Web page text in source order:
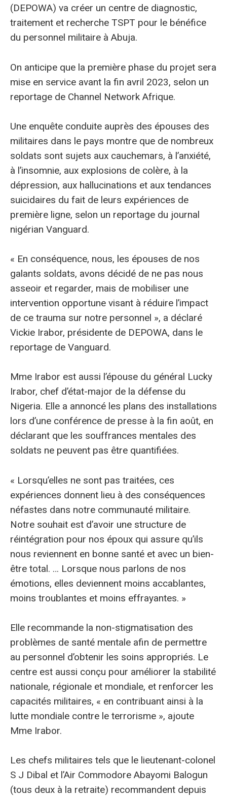
(DEPOWA) va créer un centre de diagnostic,
traitement et recherche TSPT pour le bénéfice
du personnel militaire à Abuja.
On anticipe que la première phase du projet sera
mise en service avant la fin avril 2023, selon un
reportage de Channel Network Afrique.
Une enquête conduite auprès des épouses des
militaires dans le pays montre que de nombreux
soldats sont sujets aux cauchemars, à l’anxiété,
à l’insomnie, aux explosions de colère, à la
dépression, aux hallucinations et aux tendances
suicidaires du fait de leurs expériences de
première ligne, selon un reportage du journal
nigérian Vanguard.
« En conséquence, nous, les épouses de nos
galants soldats, avons décidé de ne pas nous
asseoir et regarder, mais de mobiliser une
intervention opportune visant à réduire l’impact
de ce trauma sur notre personnel », a déclaré
Vickie Irabor, présidente de DEPOWA, dans le
reportage de Vanguard.
Mme Irabor est aussi l’épouse du général Lucky
Irabor, chef d’état-major de la défense du
Nigeria. Elle a annoncé les plans des installations
lors d’une conférence de presse à la fin août, en
déclarant que les souffrances mentales des
soldats ne peuvent pas être quantifiées.
« Lorsqu’elles ne sont pas traitées, ces
expériences donnent lieu à des conséquences
néfastes dans notre communauté militaire.
Notre souhait est d’avoir une structure de
réintégration pour nos époux qui assure qu’ils
nous reviennent en bonne santé et avec un bien-
être total. … Lorsque nous parlons de nos
émotions, elles deviennent moins accablantes,
moins troublantes et moins effrayantes. »
Elle recommande la non-stigmatisation des
problèmes de santé mentale afin de permettre
au personnel d’obtenir les soins appropriés. Le
centre est aussi conçu pour améliorer la stabilité
nationale, régionale et mondiale, et renforcer les
capacités militaires, « en contribuant ainsi à la
lutte mondiale contre le terrorisme », ajoute
Mme Irabor.
Les chefs militaires tels que le lieutenant-colonel
S J Dibal et l’Air Commodore Abayomi Balogun
(tous deux à la retraite) recommandent depuis